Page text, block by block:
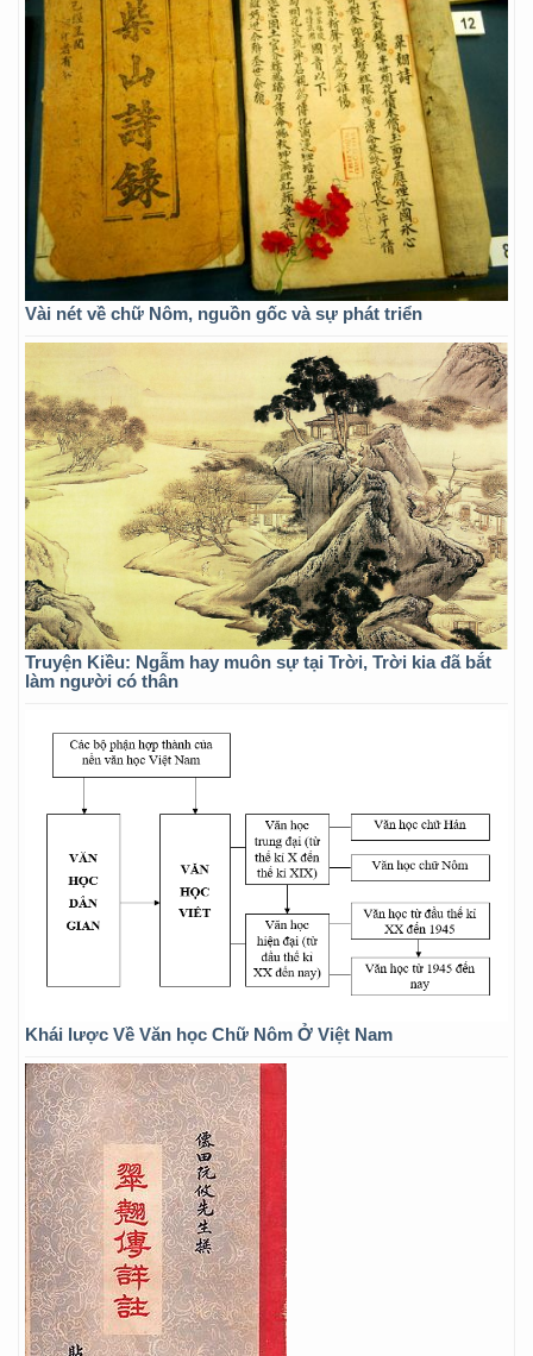
Vài nét về chữ Nôm, nguồn gốc và sự phát triển
Truyện Kiều: Ngẫm hay muôn sự tại Trời, Trời kia đã bắt
làm người có thân
Khái lược Về Văn học Chữ Nôm Ở Việt Nam